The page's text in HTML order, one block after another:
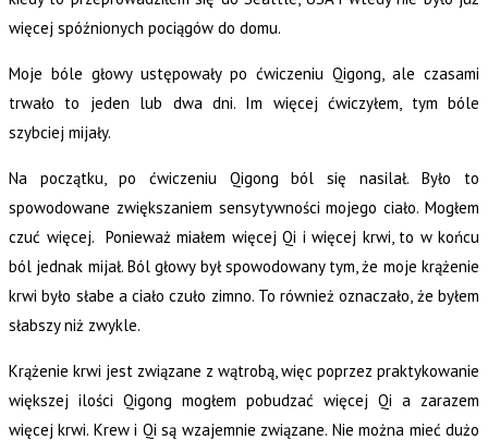
więcej spóźnionych pociągów do domu.
Moje bóle głowy ustępowały po ćwiczeniu Qigong, ale czasami
trwało to jeden lub dwa dni. Im więcej ćwiczyłem, tym bóle
szybciej mijały.
Na początku, po ćwiczeniu Qigong ból się nasilał. Było to
spowodowane zwiększaniem sensytywności mojego ciało. Mogłem
czuć więcej. Ponieważ miałem więcej Qi i więcej krwi, to w końcu
ból jednak mijał. Ból głowy był spowodowany tym, że moje krążenie
krwi było słabe a ciało czuło zimno. To również oznaczało, że byłem
słabszy niż zwykle.
Krążenie krwi jest związane z wątrobą, więc poprzez praktykowanie
większej ilości Qigong mogłem pobudzać więcej Qi a zarazem
więcej krwi. Krew i Qi są wzajemnie związane. Nie można mieć dużo